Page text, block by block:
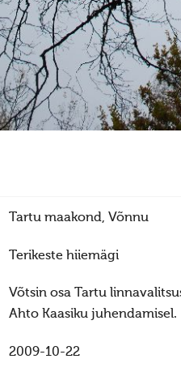
Tartu maakond, Võnnu
Terikeste hiiemägi
Võtsin osa Tartu
Ahto Kaasiku juhendamisel.
2009-10-22